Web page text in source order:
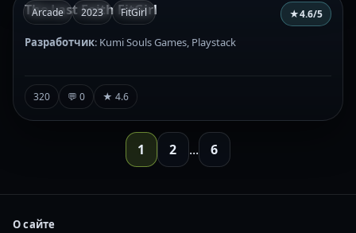
Arcade 2023 FitGirl
The Last Faith FitGirl ★4.6/5
Разработчик: Kumi Souls Games, Playstack
320 💬 0 ★ 4.6
1 2 ... 6
О сайте